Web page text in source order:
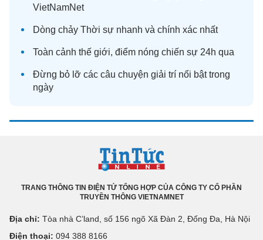
VietNamNet
Dòng chảy Thời sự nhanh và chính xác nhất
Toàn cảnh thế giới, điểm nóng chiến sự 24h qua
Đừng bỏ lỡ các câu chuyện giải trí nổi bật trong
ngày
TRANG THÔNG TIN ĐIỆN TỬ TỔNG HỢP CỦA CÔNG TY CỔ PHẦN
TRUYỀN THÔNG VIETNAMNET
Địa chỉ: Tòa nhà C’land, số 156 ngõ Xã Đàn 2, Đống Đa, Hà Nội
Điện thoại: 094 388 8166